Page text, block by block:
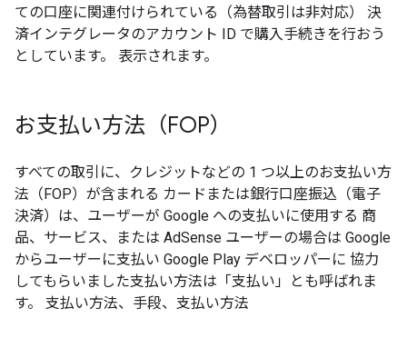
ての口座に関連付けられている（為替取引は非対応） 決
済インテグレータのアカウント ID で購入手続きを行おう
としています。 表示されます。
お支払い方法（FOP）
すべての取引に、クレジットなどの 1 つ以上のお支払い方
法（FOP）が含まれる カードまたは銀行口座振込（電子
決済）は、ユーザーが Google への支払いに使用する 商
品、サービス、または AdSense ユーザーの場合は Google
からユーザーに支払い Google Play デベロッパーに 協力
してもらいました支払い方法は「支払い」とも呼ばれま
す。 支払い方法、手段、支払い方法